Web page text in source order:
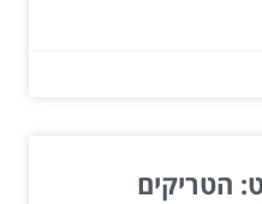
הטריקים